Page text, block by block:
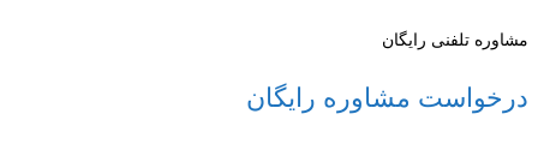
مشاوره تلفنی رایگان
درخواست مشاوره رایگان